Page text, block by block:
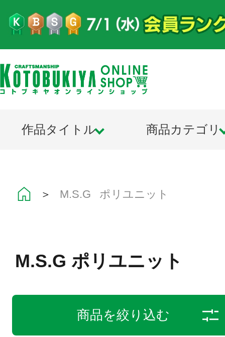
作品タイトル 商品カテゴリ
＞ M.S.G ポリユニット
M.S.G ポリユニット
商品を絞り込む